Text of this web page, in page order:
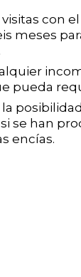
con
meses
pueda
se han
encías.